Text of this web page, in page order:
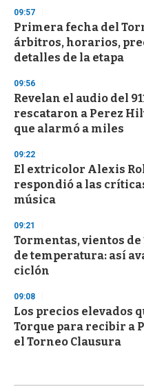
09:57
Primera fecha del
árbitros, horarios,
detalles de la etapa
09:56
Revelan el audio del
rescataron a Perez
que alarmó a miles
09:22
El extricolor Alexis
respondió a las
música
09:21
Tormentas, vientos de
de temperatura: así
ciclón
09:08
Los precios elevados
Torque para recibir a
el Torneo Clausura